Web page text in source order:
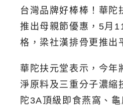
台灣品牌好棒棒！華
推出母親節優惠，5月
格，梁社漢排骨更推出
華陀扶元堂表示，今
淨原料及三重分子濃縮
陀3A頂級即食燕窩、